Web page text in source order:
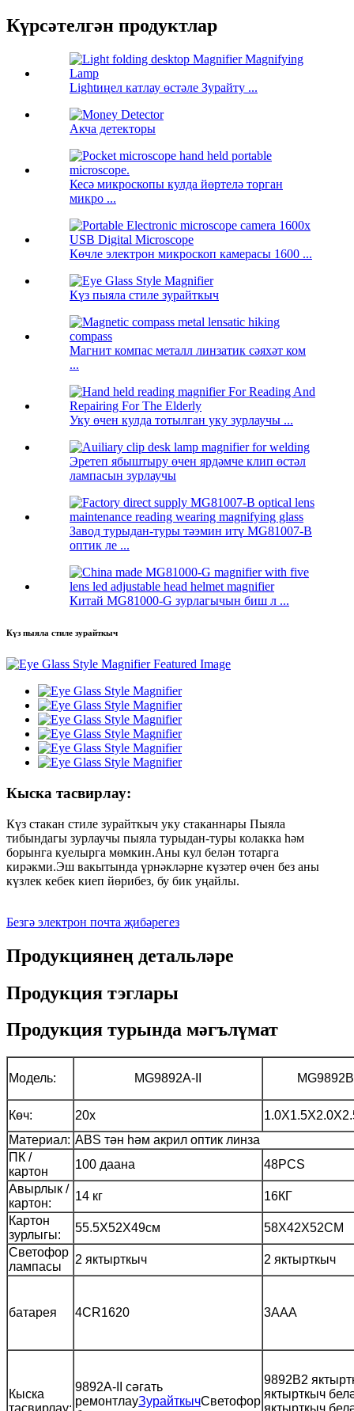
Күрсәтелгән продуктлар
Lightиңел катлау өстәле Зурайту ...
Акча детекторы
Кесә микроскопы кулда йөртелә торган
микро ...
Көчле электрон микроскоп камерасы 1600 ...
Күз пыяла стиле зурайткыч
Магнит компас металл линзатик сәяхәт ком
...
Уку өчен кулда тотылган уку зурлаучы ...
Эретеп ябыштыру өчен ярдәмче клип өстәл
лампасын зурлаучы
Завод турыдан-туры тәэмин итү MG81007-B
оптик ле ...
Китай MG81000-G зурлагычын биш л ...
Күз пыяла стиле зурайткыч
Кыска тасвирлау:
Күз стакан стиле зурайткыч уку стаканнары Пыяла
тибындагы зурлаучы пыяла турыдан-туры колакка һәм
борынга куелырга мөмкин.Аны кул белән тотарга
кирәкми.Эш вакытында үрнәкләрне күзәтер өчен без аны
күзлек кебек киеп йөрибез, бу бик уңайлы.
Безгә электрон почта җибәрегез
Продукциянең детальләре
Продукция тэглары
Продукция турында мәгълүмат
Модель: MG9892A-II
Көч: 20х
Материал: ABS тән һәм акрил оптик линза
ПК /
картон
100 даана
48PCS
Авырлык /
картон:
14 кг
16КГ
Картон
зурлыгы:
55.5X52X49см
58X42X52CM
Светофор
лампасы
2 яктырткыч 2 яктырткыч
батарея 4CR1620 3AAA
Кыска
9892A-II сәгать
ремонтлауЗурайткычСветофор
9892B2
яктырткыч